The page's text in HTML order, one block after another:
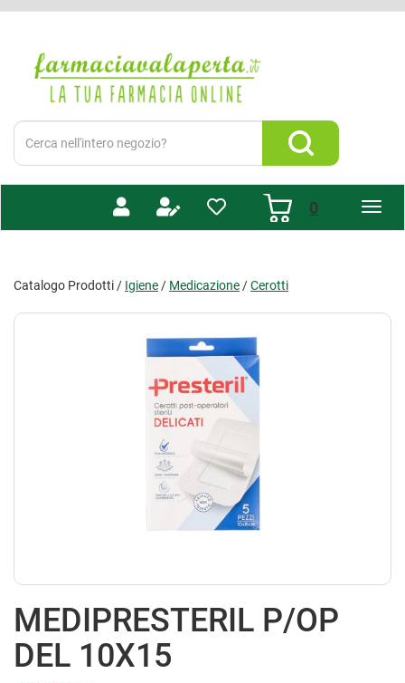
principale
Valaperta
Cerca
Prodotto
Cerca Prodotto
0prodotti
Catalogo Prodotti / Igiene / Medicazione /Cerotti
MEDIPRESTERIL P/OP
DEL 10X15